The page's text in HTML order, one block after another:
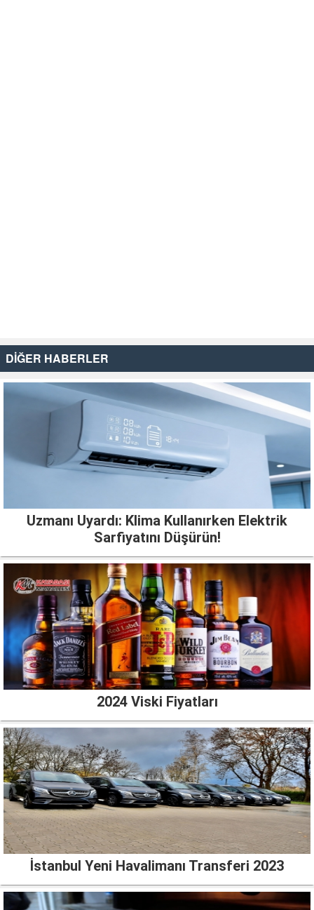
DİĞER HABERLER
Uzmanı Uyardı: Klima Kullanırken Elektrik
Sarfiyatını Düşürün!
2024 Viski Fiyatları
İstanbul Yeni Havalimanı Transferi 2023